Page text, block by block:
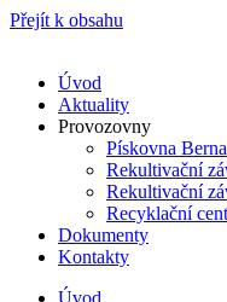
Přejít k obsahu
Úvod
Aktuality
Provozovny
Pískovna
Rekultivační
Rekultivační
Recyklační
Dokumenty
Kontakty
Úvod